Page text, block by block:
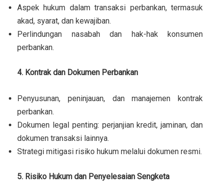
Aspek hukum dalam transaksi perbankan, termasuk
akad, syarat, dan kewajiban.
Perlindungan nasabah dan hak-hak konsumen
perbankan.
4. Kontrak dan Dokumen Perbankan
Penyusunan, peninjauan, dan manajemen kontrak
perbankan.
Dokumen legal penting: perjanjian kredit, jaminan, dan
dokumen transaksi lainnya.
Strategi mitigasi risiko hukum melalui dokumen resmi.
5. Risiko Hukum dan Penyelesaian Sengketa